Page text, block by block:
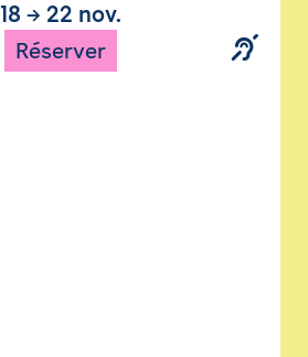
18 → 22 nov.
Réserver